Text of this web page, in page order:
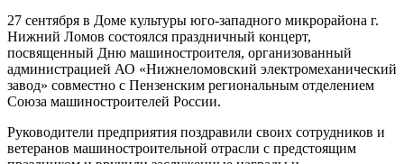
27 сентября в Доме культуры юго-западного микрорайона г.
Нижний Ломов состоялся праздничный концерт,
посвященный Дню машиностроителя, организованный
администрацией АО «Нижнеломовский электромеханический
завод» совместно с Пензенским региональным отделением
Союза машиностроителей России.
Руководители предприятия поздравили своих сотрудников и
ветеранов машиностроительной отрасли с предстоящим